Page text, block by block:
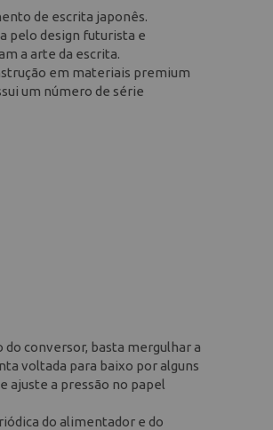
de escrita japonês.
pelo design futurista e
a arte da escrita.
em materiais premium
um número de série
conversor, basta mergulhar a
voltada para baixo por alguns
ajuste a pressão no papel
do alimentador e do